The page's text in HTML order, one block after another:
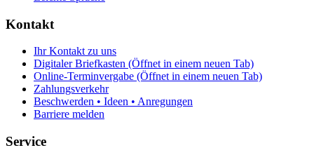
Kontakt
Ihr Kontakt zu uns
Digitaler Briefkasten (Öffnet in einem neuen Tab)
Online-Terminvergabe (Öffnet in einem neuen Tab)
Zahlungsverkehr
Beschwerden • Ideen • Anregungen
Barriere melden
Service